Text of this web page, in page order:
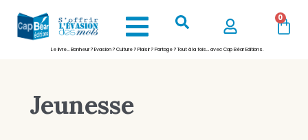
0
Le livre… Bonheur ? Evasion ? Culture ? Plaisir ? Partage ? Tout à la fois… avec Cap Béar Editions.
Jeunesse